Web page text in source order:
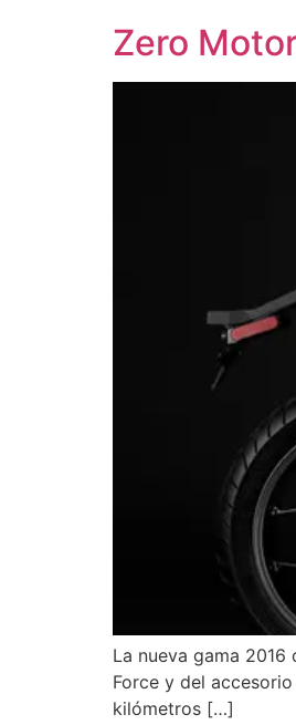
Zero
La nueva gama
Force y del
kilómetros […]